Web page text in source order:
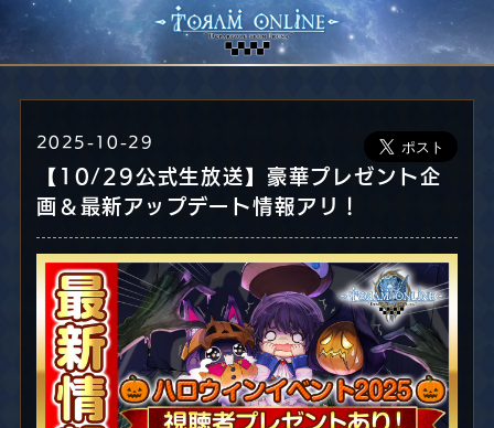
2025-10-29
【10/29公式生放送】豪華プレゼント企
画＆最新アップデート情報アリ！